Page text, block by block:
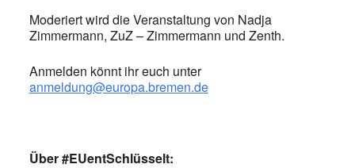
Moderiert wird die Veranstaltung von Nadja
Zimmermann, ZuZ – Zimmermann und Zenth.
Anmelden könnt ihr euch unter
anmeldung@europa.bremen.de
Über #EUentSchlüsselt: